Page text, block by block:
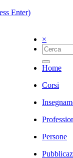
Enter)
×
Home
Corsi
Persone